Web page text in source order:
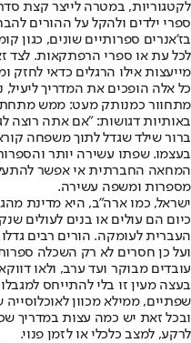
לקטגוריות, במטרה לייצר קצת
ספרי ילדים ולהקל על ההורים
בז'אנרים ספרותיים שונים, כגון
לכל עת או ספרי הרפתקאות. לצד
מייעצות אילו הרגלים כדאי לחזק
כל אלה הופכים את המדריך ליעיל,
מתחוור כמנותק מעט: ממש
באותיות דגושות: "אם אתה רוצה
ברור שילד שגדל לתוך משפחה
בעצמו. שפתו עשירה יותר
המחאה החברתית אי אפשר
מספרות ומשפה עשירה.
ישראל, כמו ארה"ב, היא מדינת
כיום הם עולים או בנים לעולים
העברית לעומקה. הורים רבים
ועל כן חסרים לא רק השכלה
עובדים מבוקר ועד ערב, ולאו
בעצה מעין זו בלי להתייחס
שפתיים, ממילא מכוון
ובכל זאת יש כמה עצות במדריך
לרקע, למצב כלכלי או לזמן פנוי.